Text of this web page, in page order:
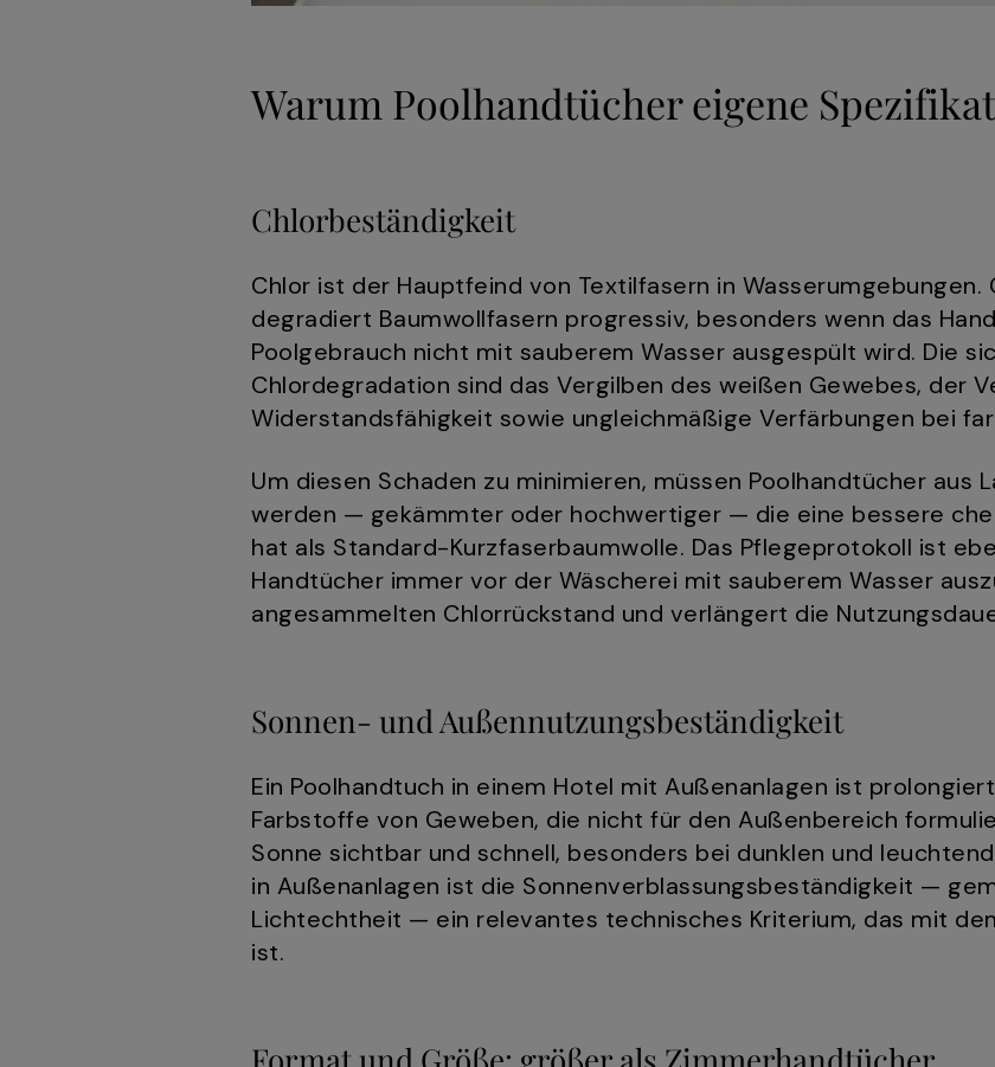
Warum Poolhandtücher eigene
Chlorbeständigkeit
Chlor ist der Hauptfeind von Textilfasern in Wasserumgebungen.
degradiert Baumwollfasern progressiv, besonders wenn das
Poolgebrauch nicht mit sauberem Wasser ausgespült wird. Die
Chlordegradation sind das Vergilben des weißen Gewebes, der
Widerstandsfähigkeit sowie ungleichmäßige Verfärbungen bei
Um diesen Schaden zu minimieren, müssen Poolhandtücher
werden — gekämmter oder hochwertiger — die eine bessere
hat als Standard-Kurzfaserbaumwolle. Das Pflegeprotokoll ist
Handtücher immer vor der Wäscherei mit sauberem Wasser
angesammelten Chlorrückstand und verlängert die
Sonnen- und Außennutzungsbeständigkeit
Ein Poolhandtuch in einem Hotel mit Außenanlagen ist
Farbstoffe von Geweben, die nicht für den Außenbereich
Sonne sichtbar und schnell, besonders bei dunklen und
in Außenanlagen ist die Sonnenverblassungsbeständigkeit —
Lichtechtheit — ein relevantes technisches Kriterium, das mit
ist.